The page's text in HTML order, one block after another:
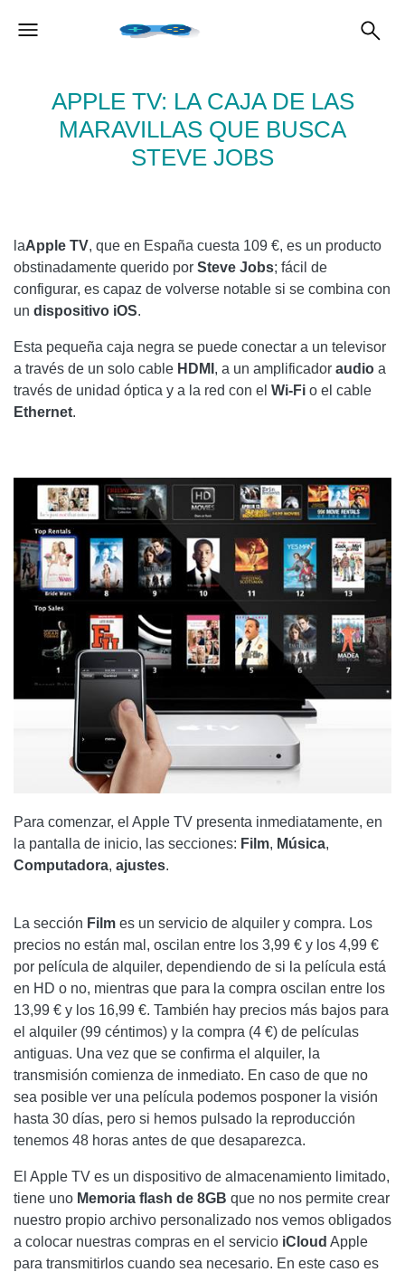
APPLE TV: LA CAJA DE LAS
MARAVILLAS QUE BUSCA
STEVE JOBS
laApple TV, que en España cuesta 109 €, es un producto
obstinadamente querido por Steve Jobs; fácil de
configurar, es capaz de volverse notable si se combina con
un dispositivo iOS.
Esta pequeña caja negra se puede conectar a un televisor
a través de un solo cable HDMI , a un amplificador audio a
través de unidad óptica y a la red con el Wi-Fi o el cable
Ethernet.
Para comenzar, el Apple TV presenta inmediatamente, en
la pantalla de inicio, las secciones: Film, Música,
Computadora, ajustes.
La sección Film es un servicio de alquiler y compra. Los
precios no están mal, oscilan entre los 3,99 € y los 4,99 €
por película de alquiler, dependiendo de si la película está
en HD o no, mientras que para la compra oscilan entre los
13,99 € y los 16,99 €. También hay precios más bajos para
el alquiler (99 céntimos) y la compra (4 €) de películas
antiguas. Una vez que se confirma el alquiler, la
transmisión comienza de inmediato. En caso de que no
sea posible ver una película podemos posponer la visión
hasta 30 días, pero si hemos pulsado la reproducción
tenemos 48 horas antes de que desaparezca.
El Apple TV es un dispositivo de almacenamiento limitado,
tiene uno Memoria flash de 8GB que no nos permite crear
nuestro propio archivo personalizado nos vemos obligados
a colocar nuestras compras en el servicio iCloud Apple
para transmitirlos cuando sea necesario. En este caso es